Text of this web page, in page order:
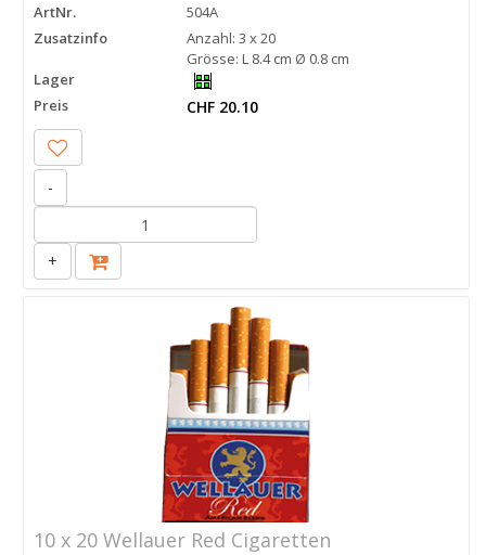
ArtNr.
504A
Zusatzinfo
Anzahl: 3 x 20
Grösse: L 8.4 cm Ø 0.8 cm
Lager
Preis
CHF 20.10
-
+
10 x 20 Wellauer Red Cigaretten